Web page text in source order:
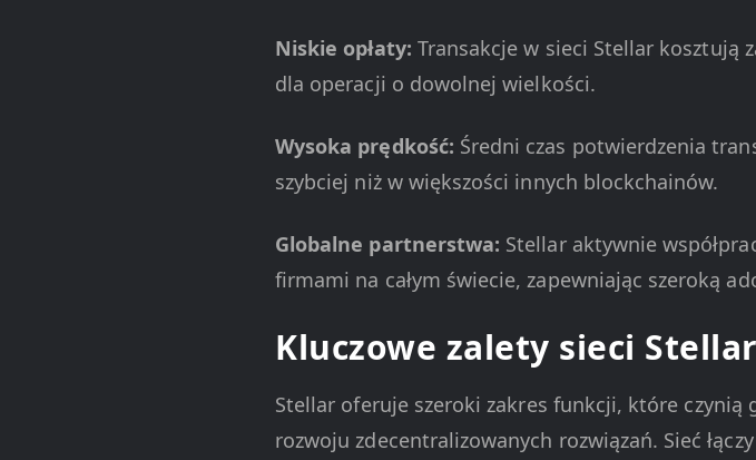
Niskie opłaty: Transakcje w sieci Stellar kosztują
dla operacji o dowolnej wielkości.
Wysoka prędkość: Średni czas potwierdzenia
szybciej niż w większości innych blockchainów.
Globalne partnerstwa: Stellar aktywnie
firmami na całym świecie, zapewniając szeroką
Kluczowe zalety sieci Stellar
Stellar oferuje szeroki zakres funkcji, które
rozwoju zdecentralizowanych rozwiązań. Sieć